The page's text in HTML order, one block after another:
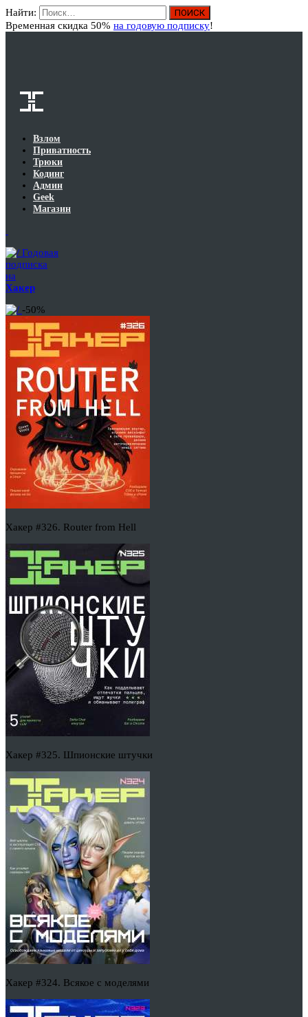
Найти:
Временная скидка 50% на годовую подписку!
Взлом
Приватность
Трюки
Кодинг
Админ
Geek
Магазин
Годовая
подписка
на
Хакер
-50%
Хакер #326. Router from Hell
Хакер #325. Шпионские штучки
Хакер #324. Всякое с моделями